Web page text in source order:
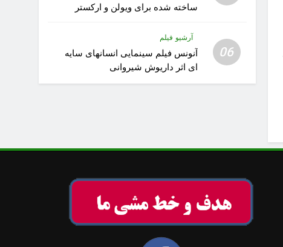
ساخته شده برای ویولن و ارکستر
06
آرشیو فیلم
آنونس فیلم سینمایی انسانهای سایه
ای اثر داریوش شیروانی